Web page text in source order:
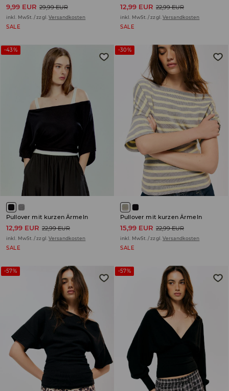
9,99 EUR 29,99 EUR
inkl. MwSt. / zzgl. Versandkosten
SALE
12,99 EUR 22,99 EUR
inkl. MwSt. / zzgl. Versandkosten
SALE
-43%
Pullover mit kurzen Ärmeln
12,99 EUR 22,99 EUR
inkl. MwSt. / zzgl. Versandkosten
SALE
-30%
Pullover mit kurzen Ärmeln
15,99 EUR 22,99 EUR
inkl. MwSt. / zzgl. Versandkosten
SALE
-57% -57%